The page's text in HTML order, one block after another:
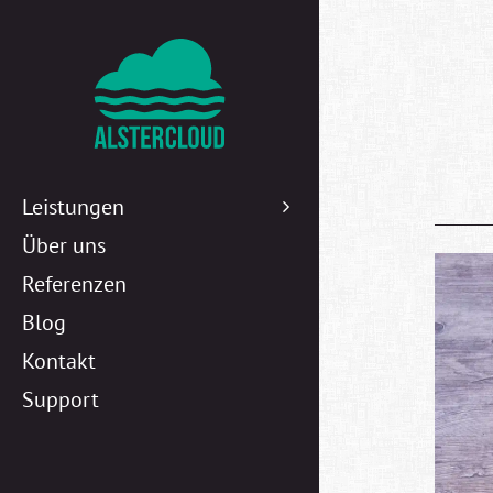
Leistungen
Über uns
Referenzen
Blog
Kontakt
Support